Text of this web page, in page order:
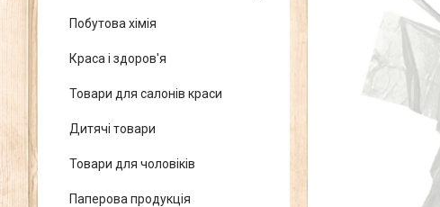
Побутова хімія
Краса і здоров'я
Товари для салонів краси
Дитячі товари
Товари для чоловіків
Паперова продукція